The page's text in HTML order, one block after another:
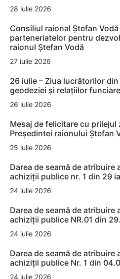
28 iulie 2026
Consiliul raional Ștefan
parteneriatelor pentru
raionul Ștefan Vodă
27 iulie 2026
26 iulie – Ziua lucrătorilor
geodeziei și relațiilor funciare
26 iulie 2026
Mesaj de felicitare cu prilejul
Președintei raionului Ștefan
25 iulie 2026
Darea de seamă de atribuire
achiziții publice nr. 1 din 29
24 iulie 2026
Darea de seamă de atribuire
achiziții publice NR.01 din
24 iulie 2026
Darea de seamă de atribuire
achiziții publice Nr. 1 din
24 iulie 2026